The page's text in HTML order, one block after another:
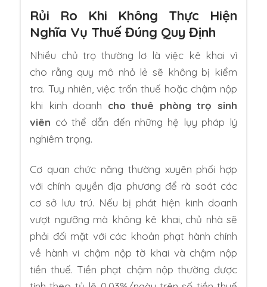
Rủi Ro Khi Không Thực Hiện
Nghĩa Vụ Thuế Đúng Quy Định
Nhiều chủ trọ thường lơ là việc kê khai vì
cho rằng quy mô nhỏ lẻ sẽ không bị kiểm
tra. Tuy nhiên, việc trốn thuế hoặc chậm nộp
khi kinh doanh cho thuê phòng trọ sinh
viên có thể dẫn đến những hệ lụy pháp lý
nghiêm trọng.
Cơ quan chức năng thường xuyên phối hợp
với chính quyền địa phương để rà soát các
cơ sở lưu trú. Nếu bị phát hiện kinh doanh
vượt ngưỡng mà không kê khai, chủ nhà sẽ
phải đối mặt với các khoản phạt hành chính
về hành vi chậm nộp tờ khai và chậm nộp
tiền thuế. Tiền phạt chậm nộp thường được